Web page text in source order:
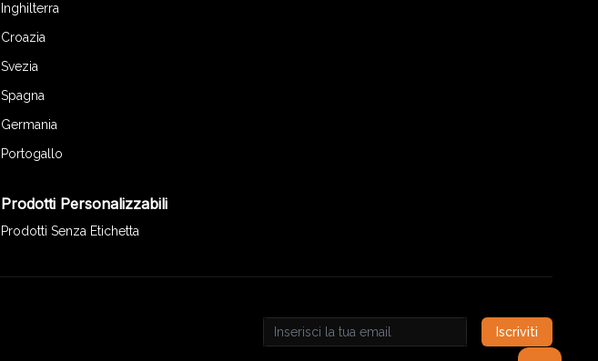
Inghilterra
Croazia
Svezia
Spagna
Germania
Portogallo
Prodotti Personalizzabili
Prodotti Senza Etichetta
Email address
Iscriviti